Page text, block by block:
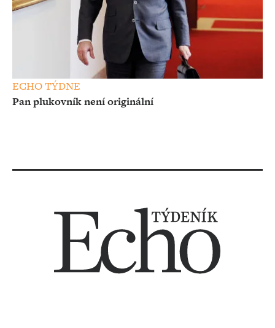
ECHO TÝDNE
Pan plukovník není originální